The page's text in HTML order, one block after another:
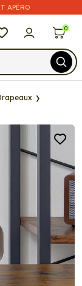
APÉRO
0